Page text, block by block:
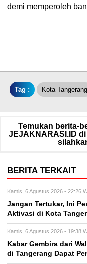
demi memperoleh
Tag : Kota Tangerang
Temukan berita-
JEJAKNARASI.ID di
BERITA TERKAIT
Kamis, 6 Agustus 2026 - 22:26
Jangan Tertukar, Ini
Aktivasi di Kota
Kamis, 6 Agustus 2026 - 19:38
Kabar Gembira dari
di Tangerang Dapat